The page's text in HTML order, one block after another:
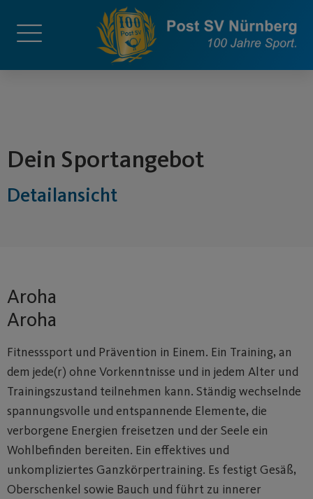
Dein Sportangebot
Detailansicht
Aroha
Aroha
Fitnesssport und Prävention in Einem. Ein Training, an
dem jede(r) ohne Vorkenntnisse und in jedem Alter und
Trainingszustand teilnehmen kann. Ständig wechselnde
spannungsvolle und entspannende Elemente, die
verborgene Energien freisetzen und der Seele ein
Wohlbefinden bereiten. Ein effektives und
unkompliziertes Ganzkörpertraining. Es festigt Gesäß,
Oberschenkel sowie Bauch und führt zu innerer